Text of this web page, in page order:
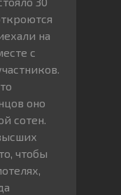
на
с
оно
сотен.
чтобы